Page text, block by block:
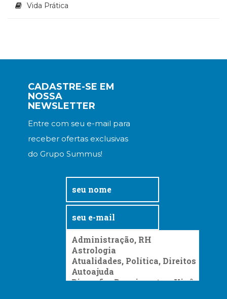
Vida Prática
CADASTRE-SE EM
NOSSA
NEWSLETTER
Entre com seu e-mail para
receber ofertas exclusivas
do Grupo Summus!